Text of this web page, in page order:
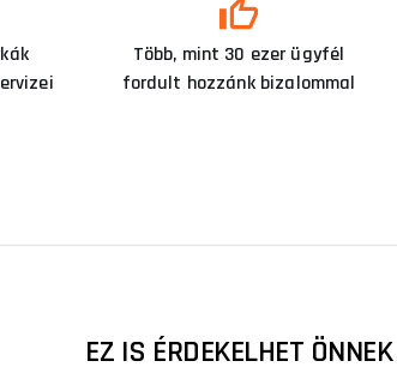
Több, mint 30 ezer ügyfél
fordult hozzánk bizalommal
EZ IS ÉRDEKELHET ÖNNEK